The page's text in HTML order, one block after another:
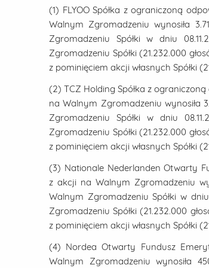
(1) FLYOO Spółka z ograniczoną
Walnym Zgromadzeniu wynosiła
Zgromadzeniu Spółki w dniu
Zgromadzeniu Spółki (21.232.000
z pominięciem akcji własnych Spółki
(2) TCZ Holding Spółka z
na Walnym Zgromadzeniu wynosiła
Zgromadzeniu Spółki w dniu
Zgromadzeniu Spółki (21.232.000
z pominięciem akcji własnych Spółki
(3) Nationale Nederlanden Otwarty
z akcji na Walnym Zgromadzeniu
Walnym Zgromadzeniu Spółki w
Zgromadzeniu Spółki (21.232.000
z pominięciem akcji własnych Spółki
(4) Nordea Otwarty Fundusz
Walnym Zgromadzeniu wynosiła